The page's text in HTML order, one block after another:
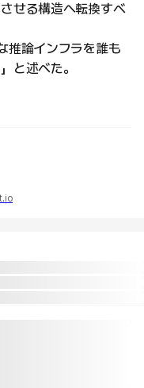
せる構造へ転換すべ
推論インフラを誰も
と述べた。